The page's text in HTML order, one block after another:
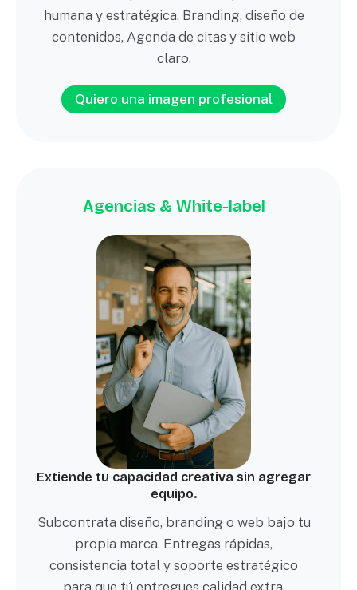
humana y estratégica. Branding, diseño de
contenidos, Agenda de citas y sitio web
claro.
Quiero una imagen profesional
Agencias & White-label
Extiende tu capacidad creativa sin agregar
equipo.
Subcontrata diseño, branding o web bajo tu
propia marca. Entregas rápidas,
consistencia total y soporte estratégico
para que tú entregues calidad extra.